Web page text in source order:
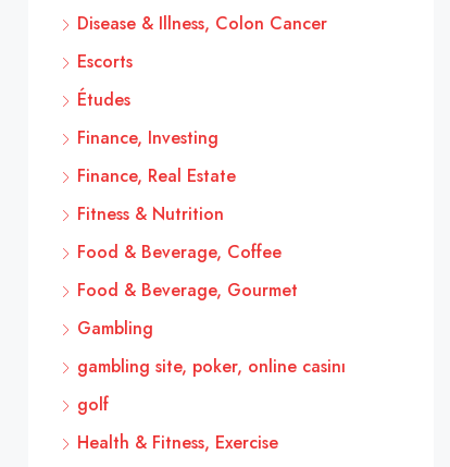
Disease & Illness, Colon Cancer
Escorts
Études
Finance, Investing
Finance, Real Estate
Fitness & Nutrition
Food & Beverage, Coffee
Food & Beverage, Gourmet
Gambling
gambling site, poker, online casinı
golf
Health & Fitness, Exercise